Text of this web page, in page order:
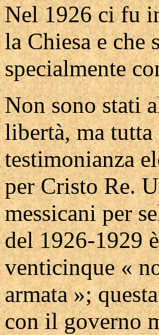
Nel 1926 ci fu
la Chiesa e che
specialmente
Non sono stati
libertà, ma tutta
testimonianza
per Cristo Re.
messicani per
del 1926-1929
venticinque «
armata »;
con il governo